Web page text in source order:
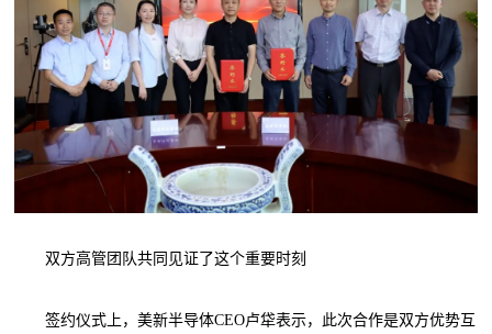
双方高管团队共同见证了这个重要时刻
签约仪式上，美新半导体CEO卢牮表示，此次合作是双方优势互